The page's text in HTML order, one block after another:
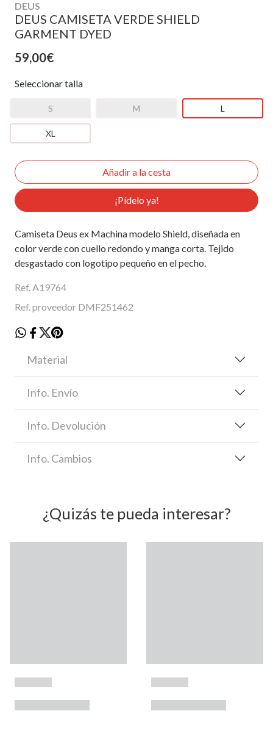
DEUS
DEUS CAMISETA VERDE SHIELD
GARMENT DYED
59,00€
Seleccionar talla
S M L
XL
¡Pídelo ya!
Camiseta Deus ex Machina modelo Shield, diseñada en
color verde con cuello redondo y manga corta. Tejido
desgastado con logotipo pequeño en el pecho.
Ref. A19764
Ref. proveedor DMF251462
Material
Info. Envío
Info. Devolución
Info. Cambios
¿Quizás te pueda interesar?